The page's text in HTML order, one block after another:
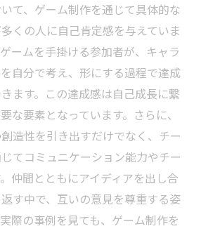
て、ゲーム制作を通じて具体的な
くの人に自己肯定感を与えていま
ームを手掛ける参加者が、キャラ
自分で考え、形にする過程で達成
ます。この達成感は自己成長に繋
な要素となっています。さらに、
造性を引き出すだけでなく、チー
てコミュニケーション能力やチー
仲間とともにアイディアを出し合
す中で、互いの意見を尊重する姿
際の事例を見ても、ゲーム制作を